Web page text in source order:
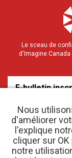
Nous
d'améliorer
l'explique
cliquer sur
notre
Le sceau de
d'Imagine
E-bulletin